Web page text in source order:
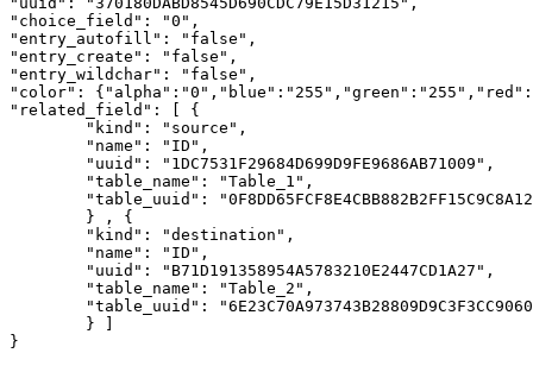
"choice_field": "0",
"entry_autofill": "false",
"entry_create": "false",
"entry_wildchar": "false",
"color":
"related_field": [ {